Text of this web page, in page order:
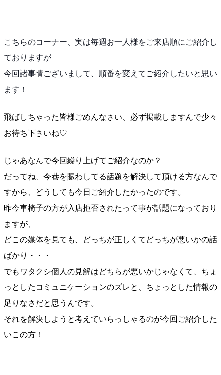
こちらのコーナー、実は毎週お一人様をご来店順にご紹介 し
ておりますが
今回諸事情ございまして、順番を変えてご紹介したいと思い
ます！
飛ばしちゃった皆様ごめんなさい、必ず掲載しますんで少々
お待ち下さいね♡
じゃあなんで今回繰り上げてご紹介なのか？
だってね、今巷を賑わしてる話題を解決して頂ける方なんで
すから、どうしても今日ご紹介したかったのです。
昨今車椅子の方が入店拒否されたって事が話題になってお り
ますが、
どこの媒体を見ても、どっちが正しくてどっちが悪いかの話
ばかり・・・
でもワタクシ個人の見解はどちらが悪いかじゃなくて、ち ょ
っとしたコミュニケーションのズレと、ちょっとした情報の
足りなさだと思うんです。
それを解決しようと考えていらっしゃるのが今回ご紹介した
いこの方！